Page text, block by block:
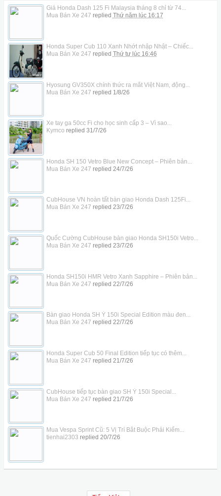
Giá Honda Dash 125 Fi Malaysia tháng 8 chỉ từ 74...
Mua Bán Xe 247 replied Thứ năm lúc 16:17
Honda Super Cub 110 Xanh Nhớt nhập Nhật – Chiếc...
Mua Bán Xe 247 replied Thứ tư lúc 16:46
Hyosung GV350X chính thức ra mắt Việt Nam, động...
Mua Bán Xe 247 replied 1/8/26
Xe tay ga 50cc Fi cho học sinh cấp 3 – Vì sao...
Kymco replied 31/7/26
Honda SH 150 Vetro Blue New Concept – Phiên bản...
Mua Bán Xe 247 replied 24/7/26
CubHouse VN hoàn tất bàn giao Honda Dash 125Fi...
Mua Bán Xe 247 replied 23/7/26
Quốc Cường CubHouse bàn giao Honda SH150i Vetro...
Mua Bán Xe 247 replied 23/7/26
Honda SH150i HMR Vetro Xanh Sapphire – Phiên bản...
Mua Bán Xe 247 replied 22/7/26
Bàn giao Honda SH Ý 150i Special Edition màu đen...
Mua Bán Xe 247 replied 22/7/26
Honda Super Cub 50 Final Edition tiếp tục có thêm...
Mua Bán Xe 247 replied 21/7/26
CubHouse tiếp tục bàn giao SH Ý 150i Special...
Mua Bán Xe 247 replied 21/7/26
Mua Vespa Sprint Cũ: 5 Vị Trí Bắt Buộc Phải Kiểm...
tienhai2303 replied 20/7/26